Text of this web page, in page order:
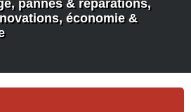
pannes & réparations,
économie &